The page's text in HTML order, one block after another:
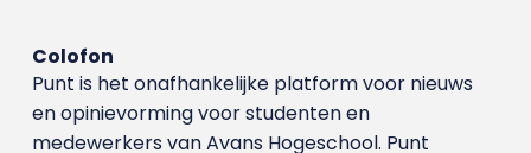
Colofon
Punt is het onafhankelijke platform voor nieuws
en opinievorming voor studenten en
medewerkers van Avans Hoge­school. Punt